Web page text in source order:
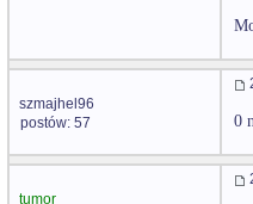
szmajhel96
postów: 57
0
tumor